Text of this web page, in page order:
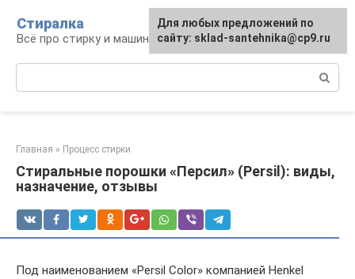
контенту
Стиралка
Всё про стирку и машинки
Главная » Процесс стирки
Стиральные порошки «Персил» (Persil): виды,
назначение, отзывы
Под наименованием «Persil Color» компанией Henkel
Для любых предложений по
сайту: sklad-santehnika@cp9.ru